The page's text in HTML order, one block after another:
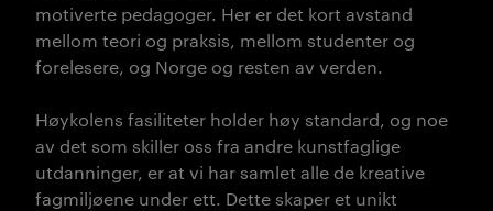
motiverte pedagoger. Her er det kort avstand
mellom teori og praksis, mellom studenter og
forelesere, og Norge og resten av verden.
Høykolens fasiliteter holder høy standard, og noe
av det som skiller oss fra andre kunstfaglige
utdanninger, er at vi har samlet alle de kreative
fagmiljøene under ett. Dette skaper et unikt